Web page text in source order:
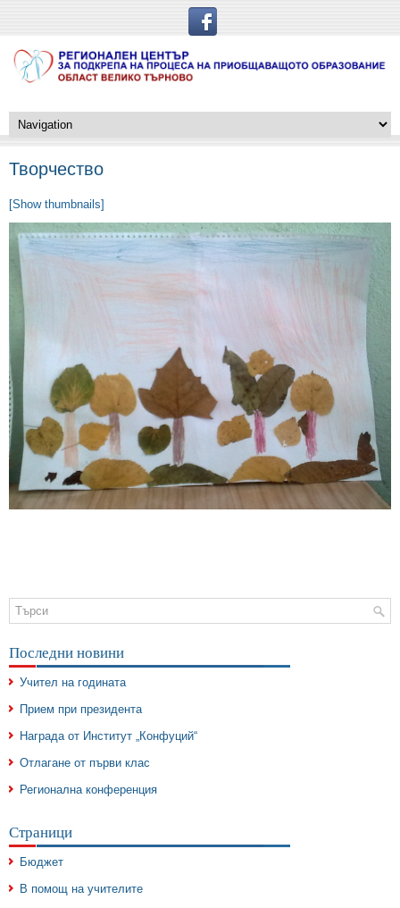
Творчество
[Show thumbnails]
Последни новини
Учител на годината
Прием при президента
Награда от Институт „Конфуций“
Отлагане от първи клас
Регионална конференция
Страници
Бюджет
В помощ на учителите